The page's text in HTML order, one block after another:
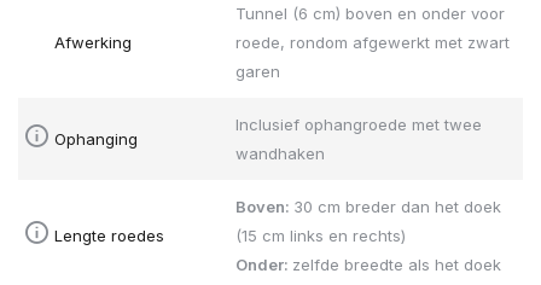
Afwerking
Tunnel (6 cm) boven en onder voor
roede, rondom afgewerkt met zwart
garen
Ophanging
Inclusief ophangroede met twee
wandhaken
Lengte roedes
Boven: 30 cm breder dan het doek
(15 cm links en rechts)
Onder: zelfde breedte als het doek